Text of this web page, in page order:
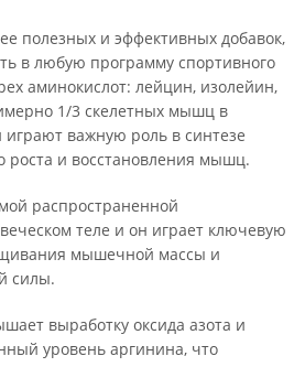
полезных и эффективных добавок,
в любую программу спортивного
аминокислот: лейцин, изолейин,
1/3 скелетных мышц в
играют важную роль в синтезе
роста и восстановления мышц.
распространенной
теле и он играет ключевую
мышечной массы и
силы.
выработку оксида азота и
уровень аргинина, что